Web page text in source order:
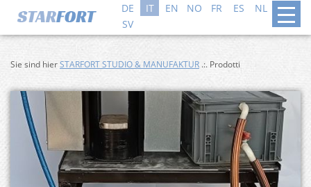
DE IT EN NO FR ES NL
DA
SV
Sie sind hierSTARFORT STUDIO & MANUFAKTUR .:. Prodotti